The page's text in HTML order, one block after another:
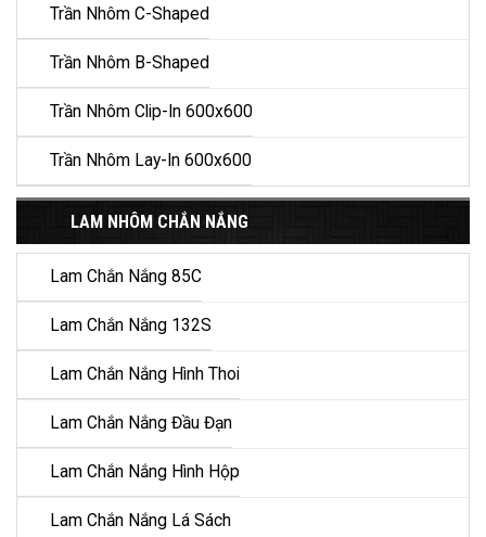
Trần Nhôm C-Shaped
Trần Nhôm B-Shaped
Trần Nhôm Clip-In 600x600
Trần Nhôm Lay-In 600x600
LAM NHÔM CHẮN NẮNG
Lam Chắn Nắng 85C
Lam Chắn Nắng 132S
Lam Chắn Nắng Hình Thoi
Lam Chắn Nắng Đầu Đạn
Lam Chắn Nắng Hình Hộp
Lam Chắn Nắng Lá Sách